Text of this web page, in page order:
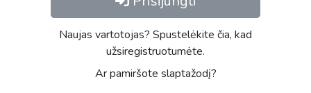
Naujas vartotojas? Spustelėkite čia, kad
užsiregistruotumėte.
Ar pamiršote slaptažodį?